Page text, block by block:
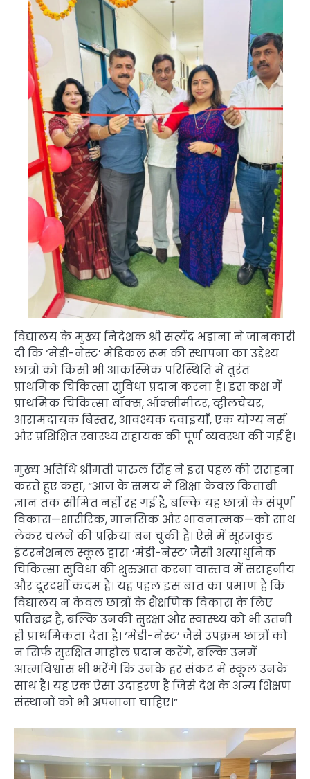
विद्यालय के मुख्य निदेशक श्री सत्येंद्र भड़ाना ने जानकारी
दी कि ‘मेडी-नेस्ट’ मेडिकल रूम की स्थापना का उद्देश्य
छात्रों को किसी भी आकस्मिक परिस्थिति में तुरंत
प्राथमिक चिकित्सा सुविधा प्रदान करना है। इस कक्ष में
प्राथमिक चिकित्सा बॉक्स, ऑक्सीमीटर, व्हीलचेयर,
आरामदायक बिस्तर, आवश्यक दवाइयाँ, एक योग्य नर्स
और प्रशिक्षित स्वास्थ्य सहायक की पूर्ण व्यवस्था की गई है।
मुख्य अतिथि श्रीमती पारुल सिंह ने इस पहल की सराहना
करते हुए कहा, “आज के समय में शिक्षा केवल किताबी
ज्ञान तक सीमित नहीं रह गई है, बल्कि यह छात्रों के संपूर्ण
विकास—शारीरिक, मानसिक और भावनात्मक—को साथ
लेकर चलने की प्रक्रिया बन चुकी है। ऐसे में सूरजकुंड
इंटरनेशनल स्कूल द्वारा ‘मेडी-नेस्ट’ जैसी अत्याधुनिक
चिकित्सा सुविधा की शुरुआत करना वास्तव में सराहनीय
और दूरदर्शी कदम है। यह पहल इस बात का प्रमाण है कि
विद्यालय न केवल छात्रों के शैक्षणिक विकास के लिए
प्रतिबद्ध है, बल्कि उनकी सुरक्षा और स्वास्थ्य को भी उतनी
ही प्राथमिकता देता है। ‘मेडी-नेस्ट’ जैसे उपक्रम छात्रों को
न सिर्फ सुरक्षित माहौल प्रदान करेंगे, बल्कि उनमें
आत्मविश्वास भी भरेंगे कि उनके हर संकट में स्कूल उनके
साथ है। यह एक ऐसा उदाहरण है जिसे देश के अन्य शिक्षण
संस्थानों को भी अपनाना चाहिए।”